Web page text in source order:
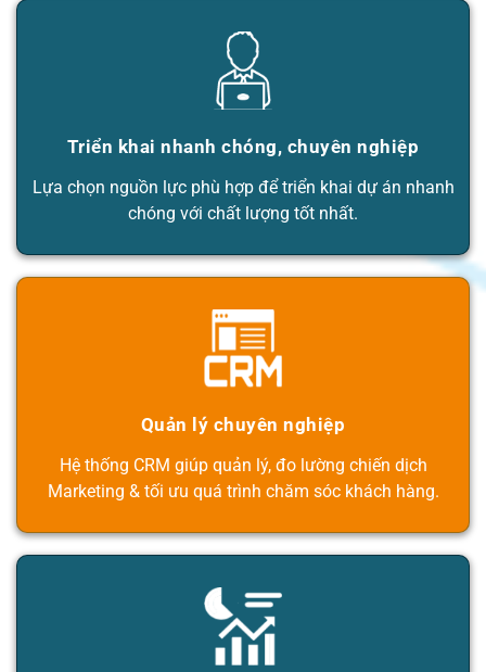
Triển khai nhanh chóng, chuyên nghiệp
Lựa chọn nguồn lực phù hợp để triển khai dự án nhanh
chóng với chất lượng tốt nhất.
Quản lý chuyên nghiệp
Hệ thống CRM giúp quản lý, đo lường chiến dịch
Marketing & tối ưu quá trình chăm sóc khách hàng.